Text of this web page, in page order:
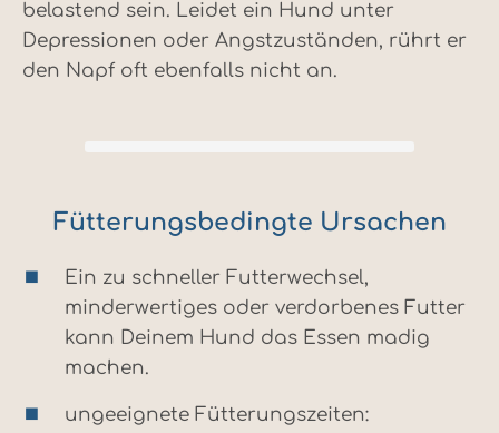
belastend sein. Leidet ein Hund unter
Depressionen oder Angstzuständen, rührt er
den Napf oft ebenfalls nicht an.
Fütterungsbedingte Ursachen
Ein zu schneller Futterwechsel,
minderwertiges oder verdorbenes Futter
kann Deinem Hund das Essen madig
machen.
ungeeignete Fütterungszeiten: